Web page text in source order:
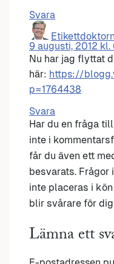
Svara
Etikettdoktorn
9 augusti, 2012
Nu har jag flyttat
här: https://
p=1764438
Svara
Har du en fråga
inte i
får du även ett
besvarats. Frågor
inte placeras i
blir svårare för
Lämna ett